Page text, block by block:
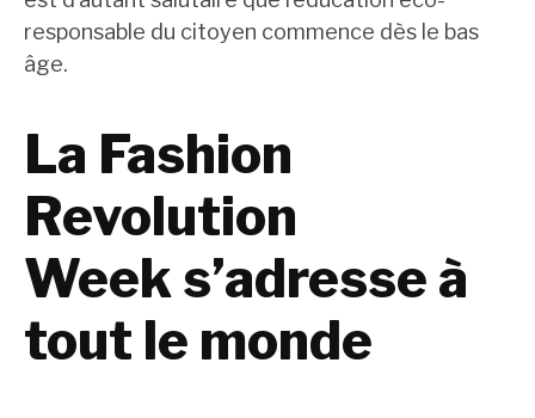
responsable du citoyen commence dès le bas
âge.
La Fashion
Revolution
Week s’adresse à
tout le monde